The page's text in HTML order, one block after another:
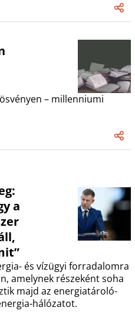
– millenniumi
a
és vízügyi forradalomra
amelynek részeként soha
majd az energiatároló-
hálózatot.